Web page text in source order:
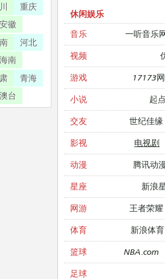
休闲娱乐
音乐
一听音乐
视频
游戏 17173
小说 起
交友 世纪佳缘
影视 电视剧
动漫 腾讯动
星座 新浪
网游 王者荣耀
体育 新浪体育
篮球 NBA.com
足球
重庆
安徽
河北
海南
青海
台